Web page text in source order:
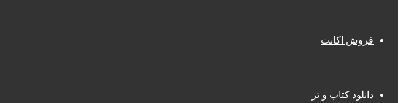
فروش اکانت
دانلود کتاب و تز